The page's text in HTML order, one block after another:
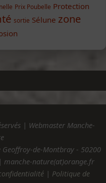
Prix Poubelle Protection
sortie Sélune zone
| Webmaster Manche-
de-Montbray - 50200
nature(at)orange.fr
| Politique de